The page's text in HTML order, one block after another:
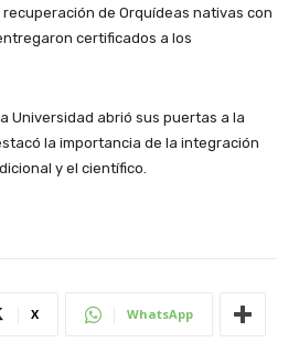
de Orquídeas nativas con
certificados a los
Universidad abrió sus puertas a la
la importancia de la integración
y el científico.
X WhatsApp